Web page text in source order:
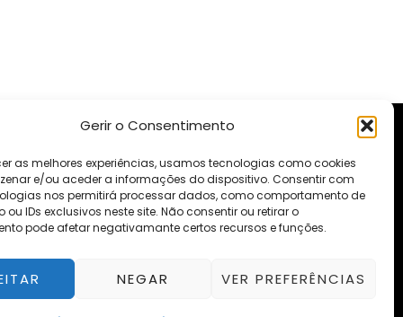
Gerir o Consentimento
as melhores experiências, usamos tecnologias como cookies
e/ou aceder a informações do dispositivo. Consentir com
nos permitirá processar dados, como comportamento de
IDs exclusivos neste site. Não consentir ou retirar o
pode afetar negativamante certos recursos e funções.
NEGAR VER PREFERÊNCIAS
Fialho de Almeida, nº14-2º esq. - Escritório DP11
912 497 125